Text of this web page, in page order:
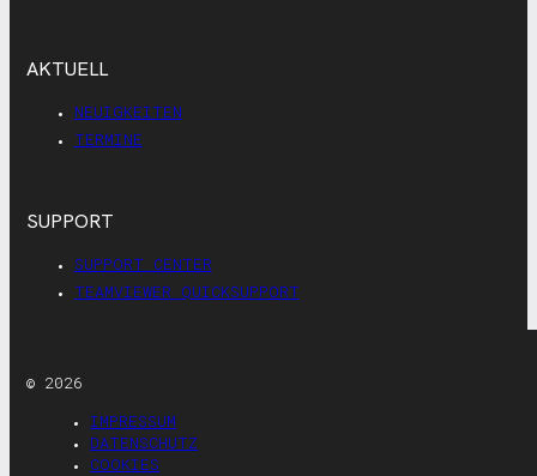
AKTUELL
NEUIGKEITEN
TERMINE
SUPPORT
SUPPORT CENTER
TEAMVIEWER QUICKSUPPORT
© 2026
IMPRESSUM
DATENSCHUTZ
COOKIES